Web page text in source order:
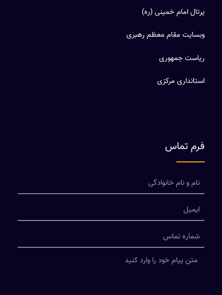
پرتال امام خمینی (ره)
وبسایت مقام معظم رهبری
ریاست جمهوری
استانداری مرکزی
فرم تماس